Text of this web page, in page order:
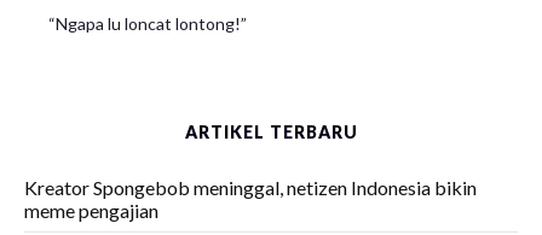
“Ngapa lu loncat lontong!”
ARTIKEL TERBARU
Kreator Spongebob meninggal, netizen Indonesia bikin
meme pengajian